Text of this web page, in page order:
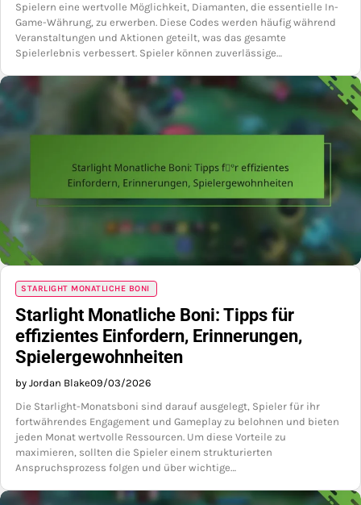
Spielern eine wertvolle Möglichkeit, Diamanten, die essentielle In-
Game-Währung, zu erwerben. Diese Codes werden häufig während
Veranstaltungen und Aktionen geteilt, was das gesamte
Spielerlebnis verbessert. Spieler können zuverlässige…
STARLIGHT MONATLICHE BONI
Starlight Monatliche Boni: Tipps für
effizientes Einfordern, Erinnerungen,
Spielergewohnheiten
by Jordan Blake09/03/2026
Die Starlight-Monatsboni sind darauf ausgelegt, Spieler für ihr
fortwährendes Engagement und Gameplay zu belohnen und bieten
jeden Monat wertvolle Ressourcen. Um diese Vorteile zu
maximieren, sollten die Spieler einem strukturierten
Anspruchsprozess folgen und über wichtige…